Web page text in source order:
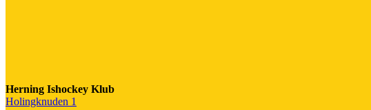
Herning Ishockey Klub
Holingknuden 1